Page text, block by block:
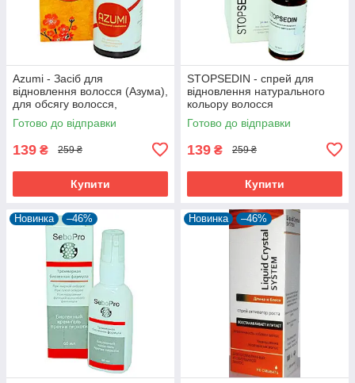
Azumi - Засіб для
відновлення волосся (Азума),
для обсягу волосся,
комплексний догляд
Готово до відправки
139 ₴ 259 ₴
Купити
STOPSEDIN - спрей для
відновлення натурального
кольору волосся
(Стопседин), бореться з
сивим волоссям
Готово до відправки
139 ₴ 259 ₴
Купити
Новинка –46% Новинка –46%